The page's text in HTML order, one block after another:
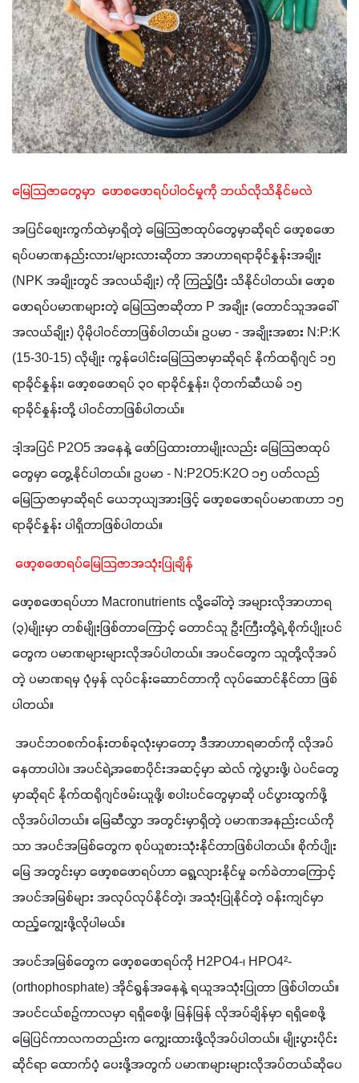
မြေသြဇာတွေမှာ  ဖောစဖောရပ်ပါဝင်မှုကို ဘယ်လိုသိနိုင်မလဲ
အပြင်စျေးကွက်ထဲမှာရှိတဲ့ မြေသြဇာထုပ်တွေမှာဆိုရင် ဖော့စဖော
ရပ်ပမာဏနည်းလား/များလားဆိုတာ အာဟာရရာခိုင်နှုန်းအချိုး
(NPK အချိုးတွင် အလယ်ချိုး) ကို ကြည့်ပြီး သိနိုင်ပါတယ်။ ဖော့စ
ဖောရပ်ပမာဏများတဲ့ မြေသြဇာဆိုတာ P အချိုး (တောင်သူအခေါ်
အလယ်ချိုး) ပိုမိုပါဝင်တာဖြစ်ပါတယ်။ ဥပမာ - အချိုးအစား N:P:K
(15-30-15) လိုမျိုး ကွန်ပေါင်းမြေသြဇာမှာဆိုရင် နိုက်ထရိုဂျင် ၁၅
ရာခိုင်နှုန်း၊ ဖော့စဖောရပ် ၃၀ ရာခိုင်နှုန်း၊ ပိုတက်ဆီယမ် ၁၅
ရာခိုင်နှုန်းတို့ ပါဝင်တာဖြစ်ပါတယ်။
ဒါ့အပြင် P2O5 အနေနဲ့ ဖော်ပြထားတာမျိုးလည်း မြေသြဇာထုပ်
တွေမှာ တွေ့နိုင်ပါတယ်။ ဥပမာ - N:P2O5:K2O ၁၅ ပတ်လည်
မြေဩဇာမှာဆိုရင် ယေဘုယျအားဖြင့် ဖော့စဖောရပ်ပမာဏဟာ ၁၅
ရာခိုင်နှုန်း ပါရှိတာဖြစ်ပါတယ်။
ဖော့စဖောရပ်မြေသြဇာအသုံးပြုချိန်
ဖော့စဖောရပ်ဟာ Macronutrients လို့ခေါ်တဲ့ အများလိုအာဟာရ
(၃)မျိုးမှာ တစ်မျိုးဖြစ်တာကြောင့် တောင်သူ ဦးကြီးတို့ရဲ့ စိုက်ပျိုးပင်
တွေက ပမာဏများများလိုအပ်ပါတယ်။ အပင်တွေက သူတို့လိုအပ်
တဲ့ ပမာဏရမှ ပုံမှန် လုပ်ငန်းဆောင်တာကို လုပ်ဆောင်နိုင်တာ ဖြစ်
ပါတယ်။
အပင်ဘဝစက်ဝန်းတစ်ခုလုံးမှာတော့ ဒီအာဟာရဓာတ်ကို လိုအပ်
နေတာပါပဲ။ အပင်ရဲ့အစောပိုင်းအဆင့်မှာ ဆဲလ် ကွဲပွားဖို့၊ ပဲပင်တွေ
မှာဆိုရင် နိုက်ထရိုဂျင်ဖမ်းယူဖို့၊ စပါးပင်တွေမှာဆို ပင်ပွားထွက်ဖို့
လိုအပ်ပါတယ်။ မြေဆီလွှာ အတွင်းမှာရှိတဲ့ ပမာဏအနည်းငယ်ကို
သာ အပင်အမြစ်တွေက စုပ်ယူစားသုံးနိုင်တာဖြစ်ပါတယ်။ စိုက်ပျိုး
မြေ အတွင်းမှာ ဖော့စဖောရပ်ဟာ ရွေ့လျားနိုင်မှု ခက်ခဲတာကြောင့်
အပင်အမြစ်များ အလုပ်လုပ်နိုင်တဲ့၊ အသုံးပြုနိုင်တဲ့ ဝန်းကျင်မှာ
ထည့်ကျွေးဖို့လိုပါမယ်။
အပင်အမြစ်တွေက ဖော့စဖောရပ်ကို H2PO4-၊ HPO4²-
(orthophosphate) အိုင်ရွန်အနေနဲ့ ရယူအသုံးပြုတာ ဖြစ်ပါတယ်။
အပင်ငယ်စဉ်ကာလမှာ ရရှိစေဖို့၊ မြန်မြန် လိုအပ်ချိန်မှာ ရရှိစေဖို့
မြေပြင်ကာလကတည်းက ကျွေးထားဖို့လိုအပ်ပါတယ်။ မျိုးပွားပိုင်း
ဆိုင်ရာ ထောက်ပံ့ ပေးဖို့အတွက် ပမာဏများများလိုအပ်တယ်ဆိုပေ